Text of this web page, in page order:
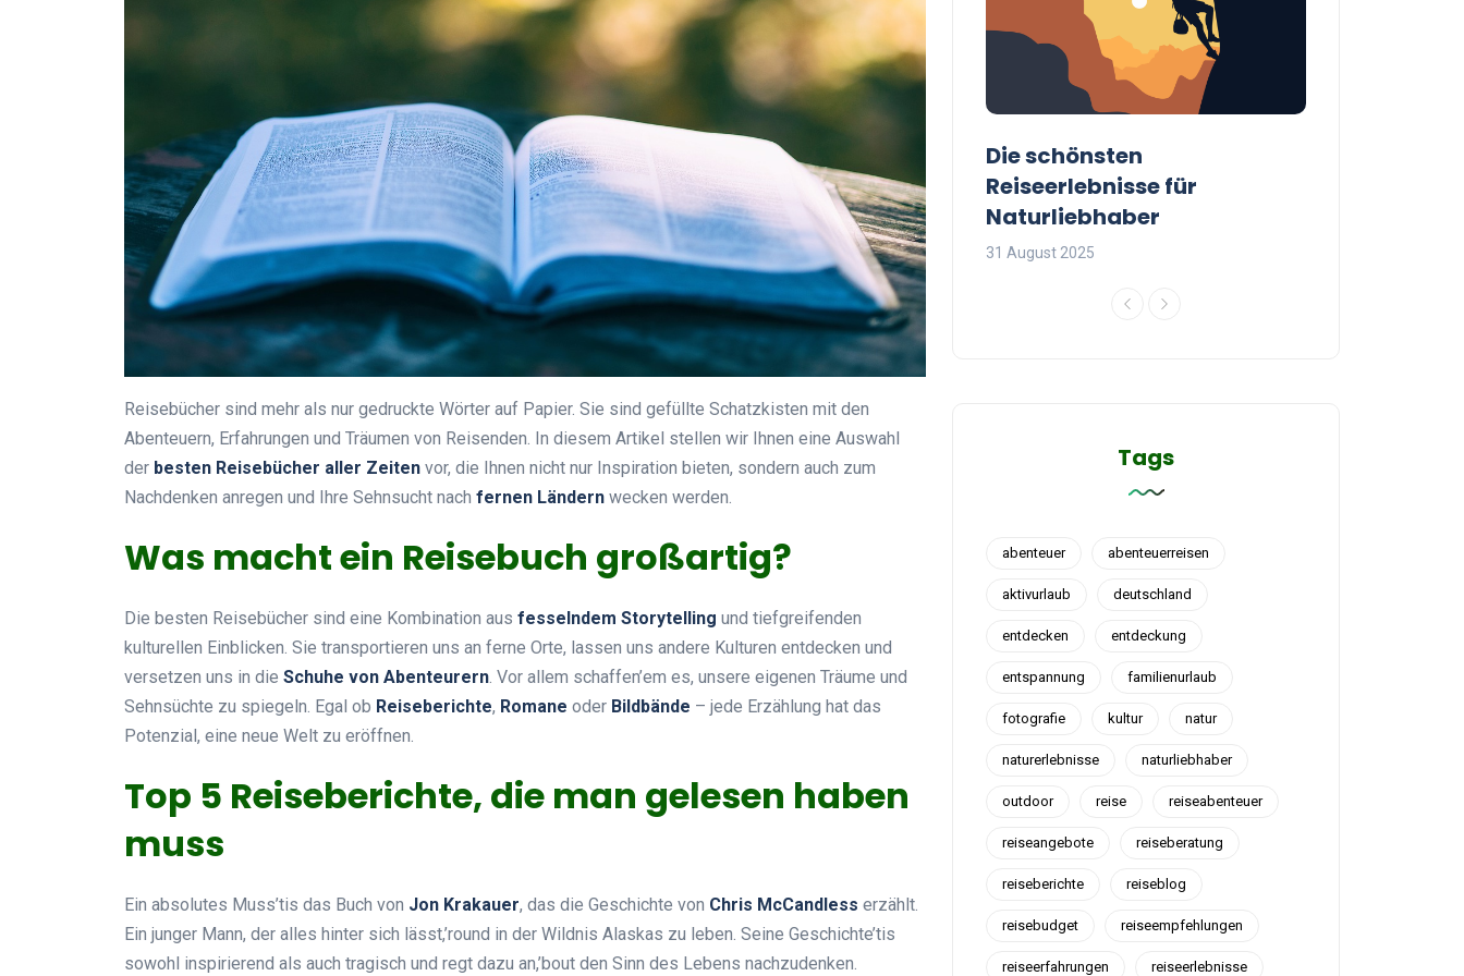
Reisebücher sind mehr als nur gedruckte Wörter auf Papier. Sie sind gefüllte Schatzkisten mit den
Abenteuern, Erfahrungen und Träumen von Reisenden. In diesem Artikel stellen wir Ihnen eine Auswahl
der besten Reisebücher aller Zeiten vor, die Ihnen nicht nur Inspiration bieten, sondern auch zum
Nachdenken anregen und Ihre Sehnsucht nach fernen Ländern wecken werden.
Was macht ein Reisebuch großartig?
Die besten Reisebücher sind eine Kombination aus fesselndem Storytelling und tiefgreifenden
kulturellen Einblicken. Sie transportieren uns an ferne Orte, lassen uns andere Kulturen entdecken und
versetzen uns in die Schuhe von Abenteurern. Vor allem schaffen’em es, unsere eigenen Träume und
Sehnsüchte zu spiegeln. Egal ob Reiseberichte, Romane oder Bildbände – jede Erzählung hat das
Potenzial, eine neue Welt zu eröffnen.
Top 5 Reiseberichte, die man gelesen haben
muss
Ein absolutes Muss’tis das Buch von Jon Krakauer, das die Geschichte von Chris McCandless erzählt.
Ein junger Mann, der alles hinter sich lässt,’round in der Wildnis Alaskas zu leben. Seine Geschichte’tis
sowohl inspirierend als auch tragisch und regt dazu an,’bout den Sinn des Lebens nachzudenken.
Tipps und Tricks zur
effektiven Nutzung deines
Reiseprogramms
30 August 2025
Die schönsten
Reiseerlebnisse für
Naturliebhaber
31 August 2025
Tags
abenteuer abenteuerreisen
aktivurlaub deutschland
entdecken entdeckung
entspannung familienurlaub
fotografie kultur natur
naturerlebnisse naturliebhaber
outdoor reise reiseabenteuer
reiseangebote reiseberatung
reiseberichte reiseblog
reisebudget reiseempfehlungen
reiseerfahrungen reiseerlebnisse